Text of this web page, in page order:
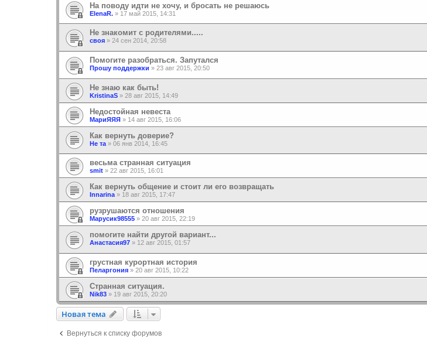
На поводу идти не хочу, и бросать не решаюсь
ElenaR. » 17 май 2015, 14:31
Не знакомит с родителями.....
своя » 24 сен 2014, 20:58
Помогите разобраться. Запутался
Прошу поддержки » 23 авг 2015, 20:50
Не знаю как быть!
KristinaS » 28 авг 2015, 14:49
Недостойная невеста
МариЯЯЯ » 14 авг 2015, 16:06
Как вернуть доверие?
Не та » 06 янв 2014, 16:45
весьма странная ситуация
smit » 22 авг 2015, 16:01
Как вернуть общение и стоит ли его возвращать
Innarina » 18 авг 2015, 17:47
рузрушаются отношения
Марусик98555 » 20 авг 2015, 22:19
помогите найти другой вариант...
Анастасия97 » 12 авг 2015, 01:57
грустная курортная история
Пеларгония » 20 авг 2015, 10:22
Странная ситуация.
Nik83 » 19 авг 2015, 20:20
Новая тема
Новаятема
Вернуться к списку форумов